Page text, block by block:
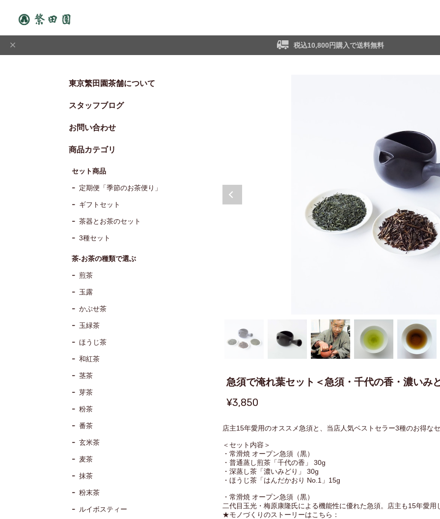
税込10,800円購入で送料無料
東京繁田園茶舗について
スタッフブログ
お問い合わせ
商品カテゴリ
セット商品
定期便「季節のお茶便り」
ギフトセット
茶器とお茶のセット
3種セット
茶-お茶の種類で選ぶ
煎茶
玉露
かぶせ茶
玉緑茶
ほうじ茶
和紅茶
茎茶
芽茶
粉茶
番茶
玄米茶
麦茶
抹茶
粉末茶
ルイボスティー
急須で淹れ葉セット＜急須・千代の香・濃いみ
¥3,850
店主15年愛用のオススメ急須と、当店人気ベストセラー3種のお得なセ
＜セット内容＞
・常滑焼 オープン急須（黒）
・普通蒸し煎茶「千代の香」 30g
・深蒸し茶「濃いみどり」 30g
・ほうじ茶「はんだかおり No.1」15g
・常滑焼 オープン急須（黒）
二代目玉光・梅原康隆氏による機能性に優れた急須。店主も15年愛用
★モノづくりのストーリーはこちら：